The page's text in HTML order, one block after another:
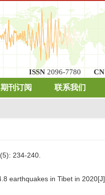
ISSN 2096-7780 CN
期刊订阅 联系我们
234-240.
earthquakes in Tibet in 2020[J].